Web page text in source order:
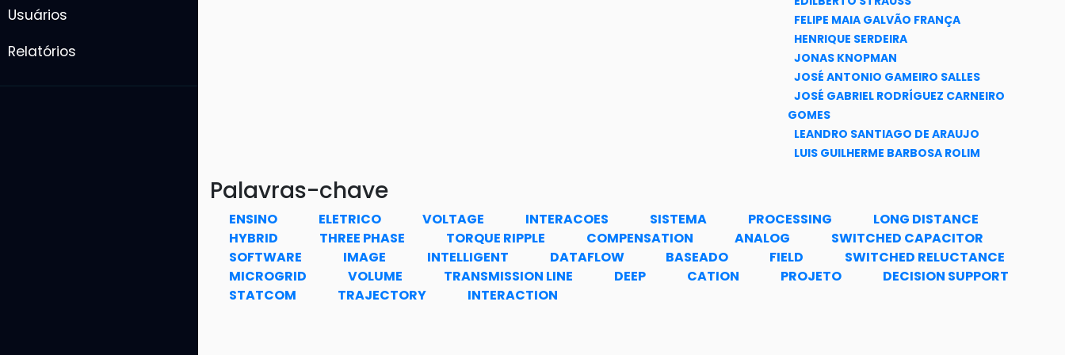
Usuários
Relatórios
FELIPE MAIA GALVÃO FRANÇA
HENRIQUE SERDEIRA
JONAS KNOPMAN
JOSÉ ANTONIO GAMEIRO SALLES
JOSÉ GABRIEL RODRÍGUEZ CARNEIRO
GOMES
LEANDRO SANTIAGO DE ARAUJO
LUIS GUILHERME BARBOSA ROLIM
Palavras-chave
ENSINO ELETRICO VOLTAGE INTERACOES SISTEMA PROCESSING
LONG DISTANCE
HYBRID
THREE PHASE TORQUE RIPPLE COMPENSATION ANALOG
SWITCHED CAPACITOR
SOFTWARE
IMAGE INTELLIGENT DATAFLOW BASEADO FIELD
SWITCHED RELUCTANCE
MICROGRID
VOLUME TRANSMISSION LINE DEEP CATION PROJETO
DECISION SUPPORT
STATCOM
TRAJECTORY INTERACTION